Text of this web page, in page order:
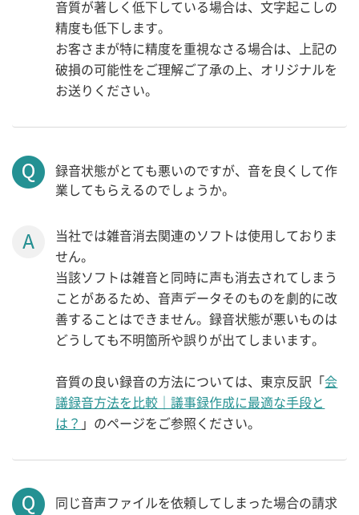
音質が著しく低下している場合は、文字起こしの
精度も低下します。
お客さまが特に精度を重視なさる場合は、上記の
破損の可能性をご理解ご了承の上、オリジナルを
お送りください。
録音状態がとても悪いのですが、音を良くして作
業してもらえるのでしょうか。
当社では雑音消去関連のソフトは使用しておりま
せん。
当該ソフトは雑音と同時に声も消去されてしまう
ことがあるため、音声データそのものを劇的に改
善することはできません。録音状態が悪いものは
どうしても不明箇所や誤りが出てしまいます。
音質の良い録音の方法については、東京反訳「会
議録音方法を比較｜議事録作成に最適な手段と
は？ 」のページをご参照ください。
同じ音声ファイルを依頼してしまった場合の請求